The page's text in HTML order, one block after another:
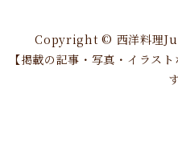
Copyright © 西洋料理
【掲載の記事・写真・イラス